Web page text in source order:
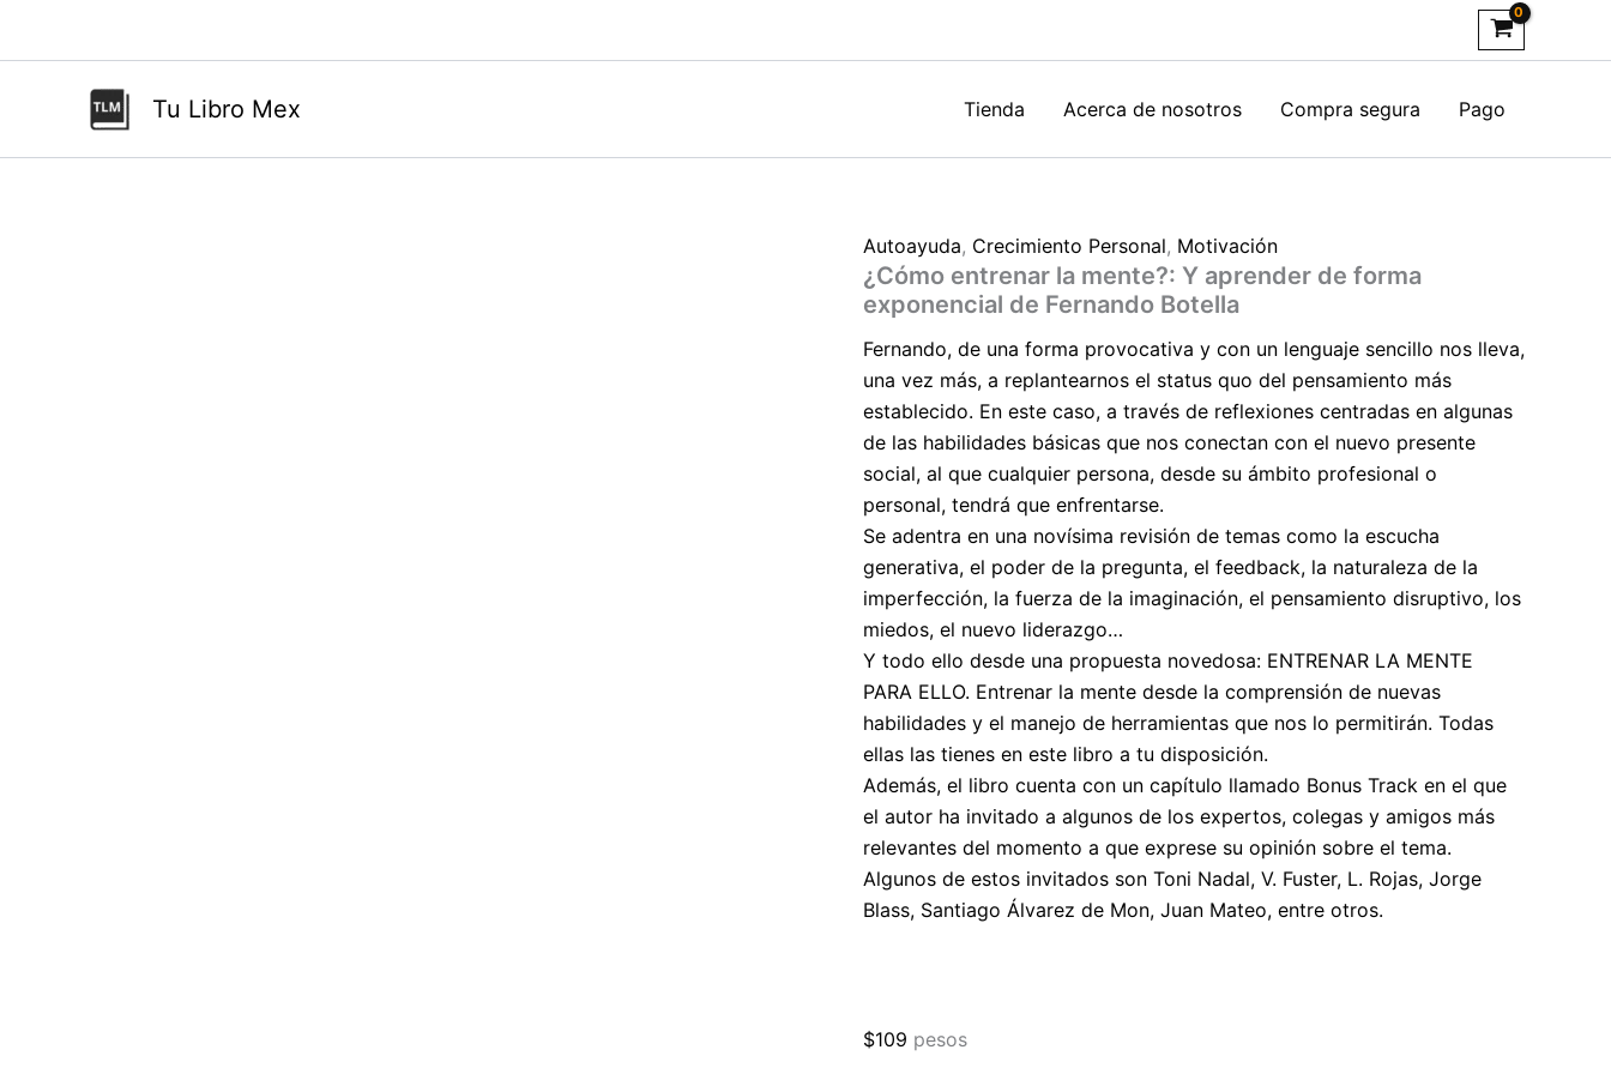
Tu Libro Mex Tienda Acerca de nosotros Compra segura Pago
Autoayuda, Crecimiento Personal, Motivación
¿Cómo entrenar la mente?: Y aprender de forma
exponencial de Fernando Botella
Fernando, de una forma provocativa y con un lenguaje sencillo nos lleva,
una vez más, a replantearnos el status quo del pensamiento más
establecido. En este caso, a través de reflexiones centradas en algunas
de las habilidades básicas que nos conectan con el nuevo presente
social, al que cualquier persona, desde su ámbito profesional o
personal, tendrá que enfrentarse.
Se adentra en una novísima revisión de temas como la escucha
generativa, el poder de la pregunta, el feedback, la naturaleza de la
imperfección, la fuerza de la imaginación, el pensamiento disruptivo, los
miedos, el nuevo liderazgo…
Y todo ello desde una propuesta novedosa: ENTRENAR LA MENTE
PARA ELLO. Entrenar la mente desde la comprensión de nuevas
habilidades y el manejo de herramientas que nos lo permitirán. Todas
ellas las tienes en este libro a tu disposición.
Además, el libro cuenta con un capítulo llamado Bonus Track en el que
el autor ha invitado a algunos de los expertos, colegas y amigos más
relevantes del momento a que exprese su opinión sobre el tema.
Algunos de estos invitados son Toni Nadal, V. Fuster, L. Rojas, Jorge
Blass, Santiago Álvarez de Mon, Juan Mateo, entre otros.
$109 pesos
forma